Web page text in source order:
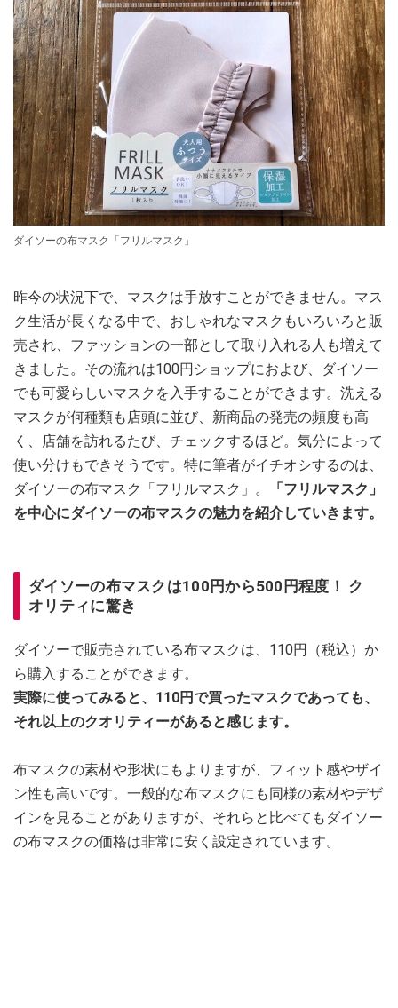
ダイソーの布マスク「フリルマスク」
昨今の状況下で、マスクは手放すことができません。マス
ク生活が長くなる中で、おしゃれなマスクもいろいろと販
売され、ファッションの一部として取り入れる人も増えて
きました。その流れは100円ショップにおよび、ダイソー
でも可愛らしいマスクを入手することができます。洗える
マスクが何種類も店頭に並び、新商品の発売の頻度も高
く、店舗を訪れるたび、チェックするほど。気分によって
使い分けもできそうです。特に筆者がイチオシするのは、
ダイソーの布マスク「フリルマスク」。
「フリルマスク」
を中心にダイソーの布マスクの魅力を紹介していきます。
ダイソーの布マスクは100円から500円程度！ ク
オリティに驚き
ダイソーで販売されている布マスクは、110円（税込）か
ら購入することができます。
実際に使ってみると、110円で買ったマスクであっても、
それ以上のクオリティーがあると感じます。
布マスクの素材や形状にもよりますが、フィット感やザイ
ン性も高いです。一般的な布マスクにも同様の素材やデザ
インを見ることがありますが、それらと比べてもダイソー
の布マスクの価格は非常に安く設定されています。